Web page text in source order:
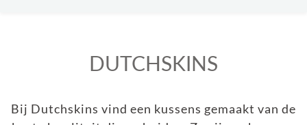
DUTCHSKINS
Bij Dutchskins vind een kussens gemaakt van de